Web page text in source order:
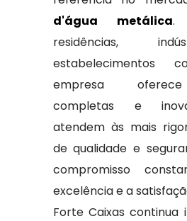
d'água metálica.
residências,
estabelecimentos
empresa
completas e
atendem às mais
de qualidade e
compromisso
excelência e a
Forte Caixas continua